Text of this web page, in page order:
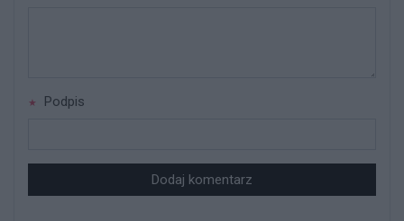
Podpis
Dodaj komentarz